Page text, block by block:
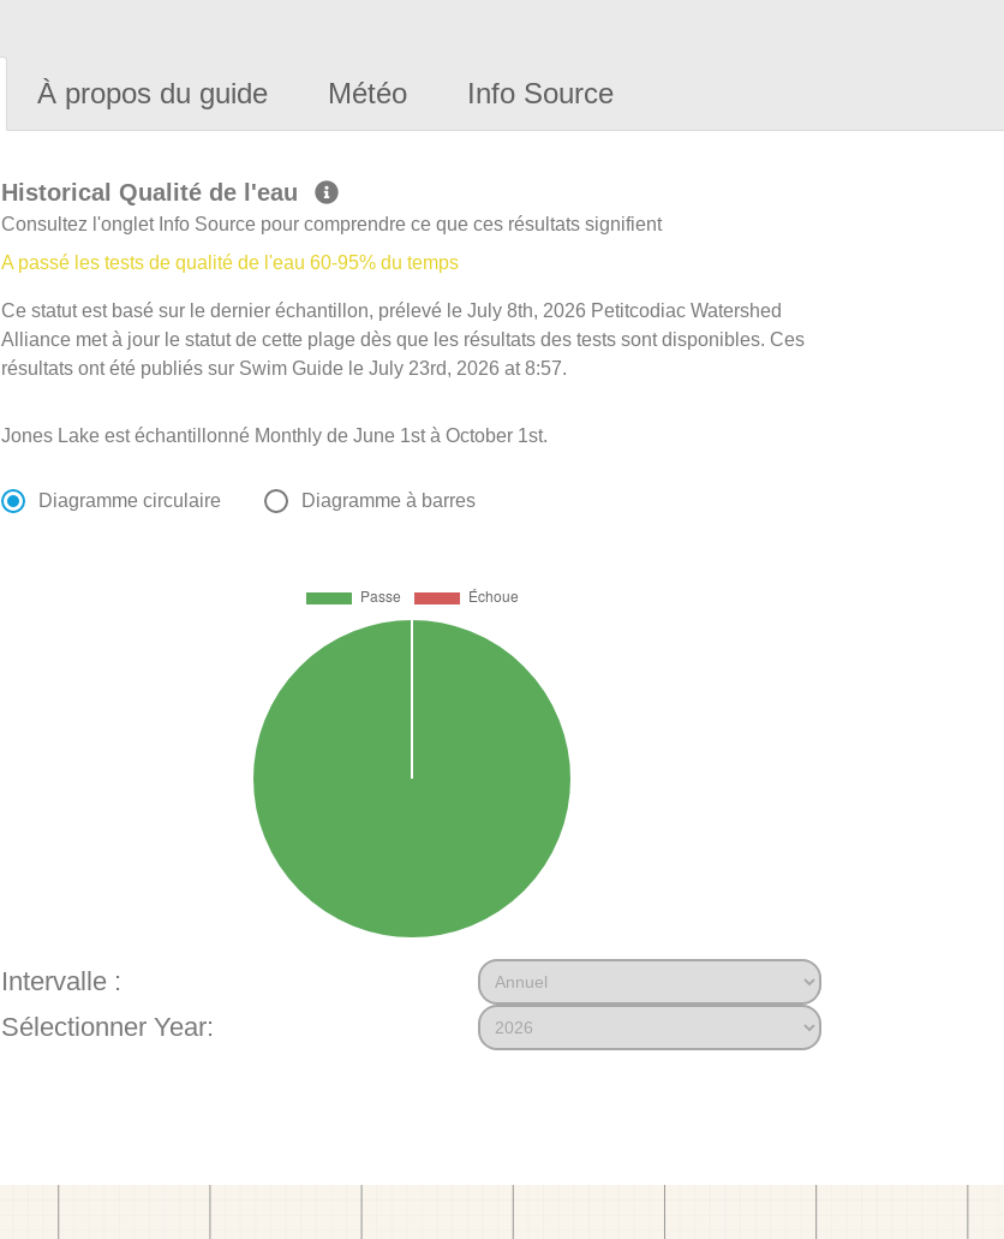
À propos du guide Météo Info Source
Historical Qualité de l'eau
Consultez l'onglet Info Source pour comprendre ce que ces résultats signifient
A passé les tests de qualité de l'eau 60-95% du temps
Ce statut est basé sur le dernier échantillon, prélevé le July 8th, 2026 Petitcodiac Watershed
Alliance met à jour le statut de cette plage dès que les résultats des tests sont disponibles. Ces
résultats ont été publiés sur Swim Guide le July 23rd, 2026 at 8:57.
Jones Lake est échantillonné Monthly de June 1st à October 1st.
Diagramme circulaire Diagramme à barres
Intervalle :
Sélectionner Year: